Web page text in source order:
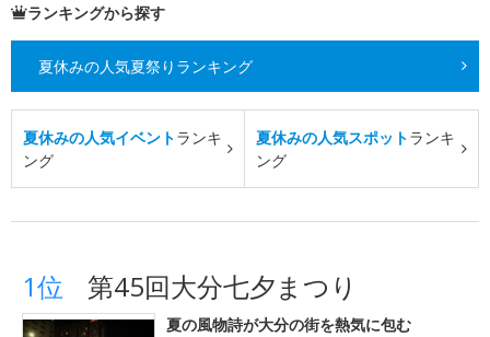
ランキングから探す
夏休みの人気夏祭りランキング
夏休みの人気イベントランキ
ング
夏休みの人気スポットランキ
ング
1位 第45回大分七夕まつり
夏の風物詩が大分の街を熱気に包む